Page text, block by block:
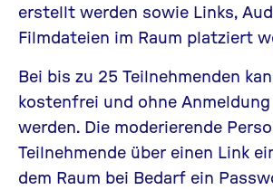
erstellt werden sowie Links,
Filmdateien im Raum platziert
Bei bis zu 25 Teilnehmenden
kostenfrei und ohne
werden. Die moderierende
Teilnehmende über einen Link
dem Raum bei Bedarf ein